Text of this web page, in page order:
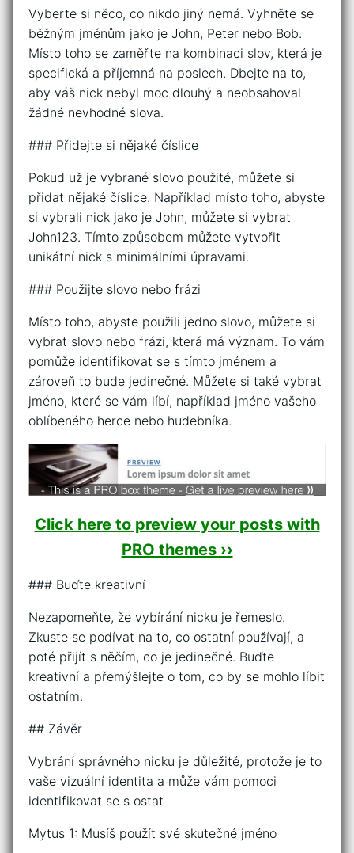
Vyberte si něco, co nikdo jiný nemá. Vyhněte se
běžným jménům jako je John, Peter nebo Bob.
Místo toho se zaměřte na kombinaci slov, která je
specifická a příjemná na poslech. Dbejte na to,
aby váš nick nebyl moc dlouhý a neobsahoval
žádné nevhodné slova.
### Přidejte si nějaké číslice
Pokud už je vybrané slovo použité, můžete si
přidat nějaké číslice. Například místo toho, abyste
si vybrali nick jako je John, můžete si vybrat
John123. Tímto způsobem můžete vytvořit
unikátní nick s minimálními úpravami.
### Použijte slovo nebo frázi
Místo toho, abyste použili jedno slovo, můžete si
vybrat slovo nebo frázi, která má význam. To vám
pomůže identifikovat se s tímto jménem a
zároveň to bude jedinečné. Můžete si také vybrat
jméno, které se vám líbí, například jméno vašeho
oblíbeného herce nebo hudebníka.
Click here to preview your posts with
PRO themes ››
### Buďte kreativní
Nezapomeňte, že vybírání nicku je řemeslo.
Zkuste se podívat na to, co ostatní používají, a
poté přijít s něčím, co je jedinečné. Buďte
kreativní a přemýšlejte o tom, co by se mohlo líbit
ostatním.
## Závěr
Vybrání správného nicku je důležité, protože je to
vaše vizuální identita a může vám pomoci
identifikovat se s ostat
Mytus 1: Musíš použít své skutečné jméno